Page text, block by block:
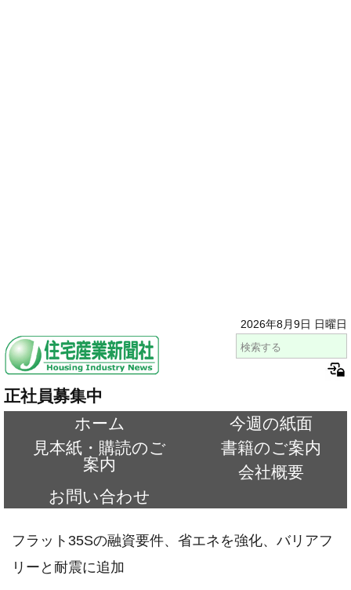
2026年8月9日 日曜日
正社員募集中
ホーム
今週の紙面
見本紙・購読のご
案内
書籍のご案内
会社概要
お問い合わせ
フラット35Sの融資要件、省エネを強化、バリアフ
リーと耐震に追加